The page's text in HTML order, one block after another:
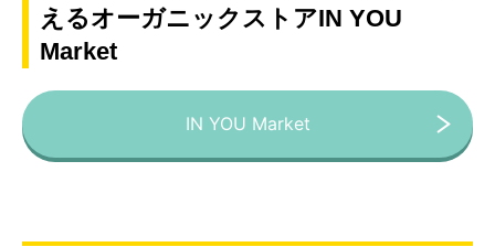
えるオーガニックストアIN YOU
Market
IN YOU Market